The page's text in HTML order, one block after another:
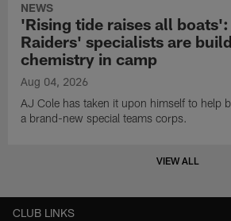
NEWS
'Rising tide raises all
Raiders' specialists are
chemistry in camp
Aug 04, 2026
AJ Cole has taken it upon himself to help
a brand-new special teams corps.
VIEW ALL
CLUB LINKS